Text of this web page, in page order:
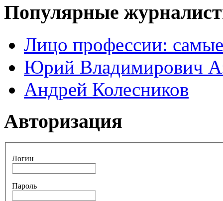
Популярные
Лицо профессии:
Юрий Владимирович
Андрей Колесников
Авторизация
Логин
Пароль